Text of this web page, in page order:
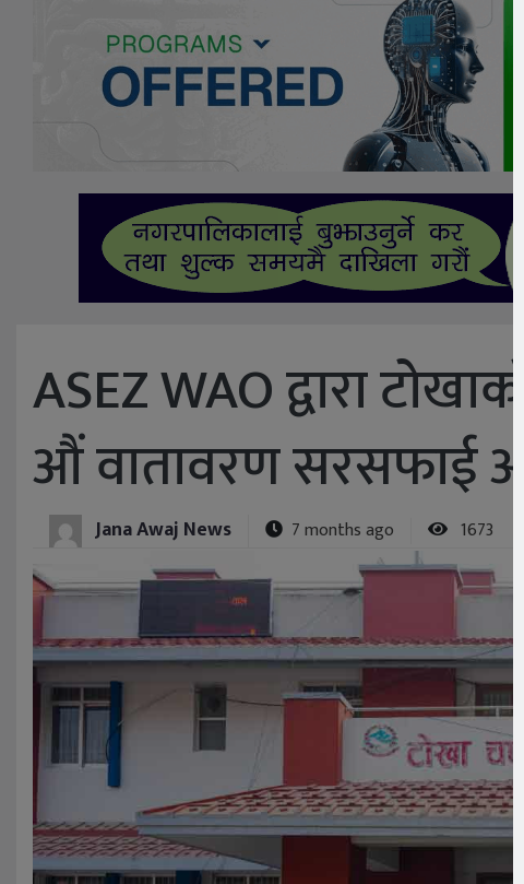
ASEZ WAO द्वारा
औं वातावरण सरसफाई
Jana Awaj News 7 months ago 1673